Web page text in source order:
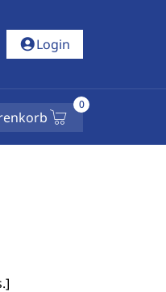
account_circleLogin
0
]